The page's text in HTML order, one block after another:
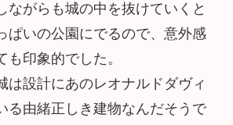
ながらも城の中を抜けていくと
ぱいの公園にでるので、意外感
も印象的でした。
は設計にあのレオナルドダヴィ
る由緒正しき建物なんだそうで